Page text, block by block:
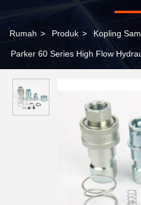
Rumah > Produk > Kopling
Parker 60 Series High Flow